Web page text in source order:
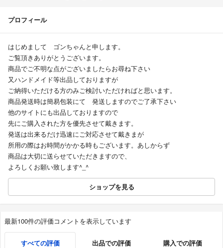
プロフィール
はじめまして ゴンちゃんと申します。
ご覧頂きありがとうございます。
商品でご不明な点がございましたらお尋ね下さい
又ハンドメイド等出品しておりますが
ご納得いただける方のみご検討いただければと思います。
商品発送時は簡易包装にて 発送しますのでご了承下さい
他のサイトにも出品しておりますので
先にご購入された方を優先させて戴きます。
発送は出来るだけ迅速にご対応させて戴きまが
所用の際はお時間がかかる時もございます。あしからず
商品は大切に送らせていただきますので、
よろしくお願い致します^_^
ショップを見る
最新100件の評価コメントを表示しています
すべての評価 出品での評価 購入での評価